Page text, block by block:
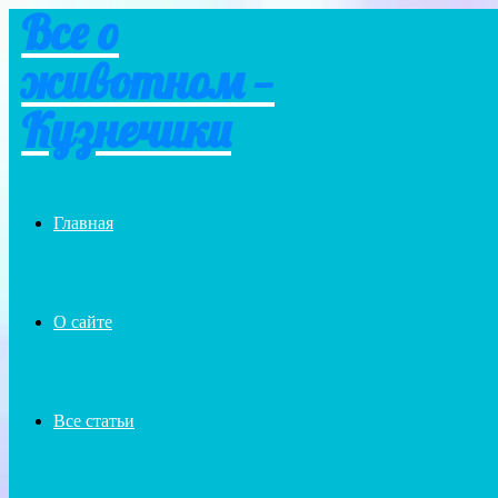
Menu
Все о
животном —
Кузнечики
Главная
О сайте
Все статьи